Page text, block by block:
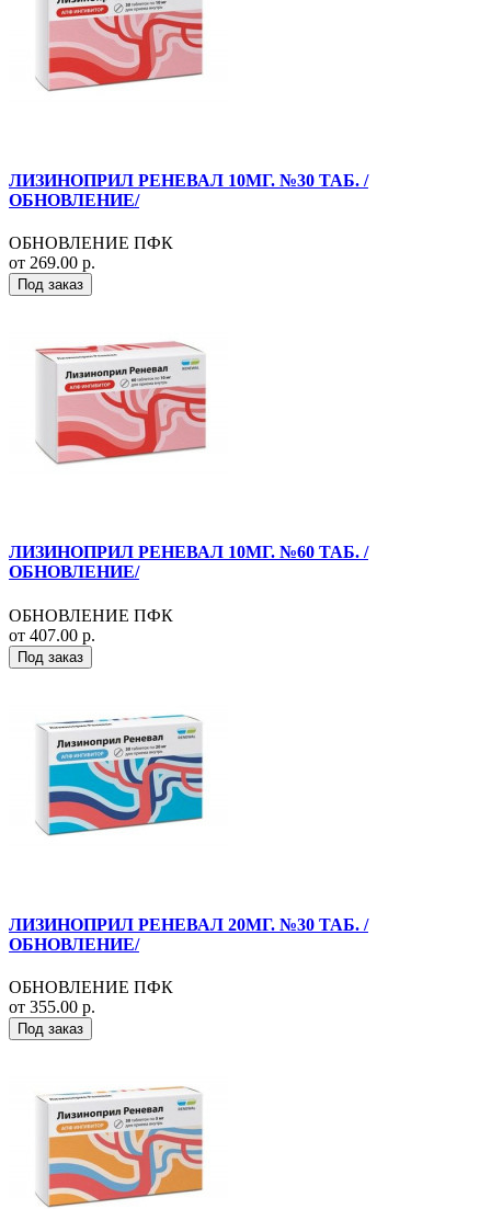
ЛИЗИНОПРИЛ РЕНЕВАЛ 10МГ. №30 ТАБ. /
ОБНОВЛЕНИЕ/
ОБНОВЛЕНИЕ ПФК
от 269.00 р.
Под заказ
ЛИЗИНОПРИЛ РЕНЕВАЛ 10МГ. №60 ТАБ. /
ОБНОВЛЕНИЕ/
ОБНОВЛЕНИЕ ПФК
от 407.00 р.
Под заказ
ЛИЗИНОПРИЛ РЕНЕВАЛ 20МГ. №30 ТАБ. /
ОБНОВЛЕНИЕ/
ОБНОВЛЕНИЕ ПФК
от 355.00 р.
Под заказ